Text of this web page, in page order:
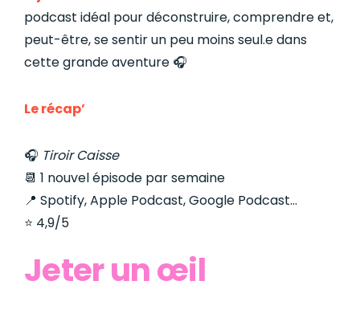
podcast idéal pour déconstruire, comprendre et,
peut-être, se sentir un peu moins seul.e dans
cette grande aventure 🎧
Le récap’
🎧 Tiroir Caisse
📆 1 nouvel épisode par semaine
📍 Spotify, Apple Podcast, Google Podcast…
⭐️ 4,9/5
Jeter un œil